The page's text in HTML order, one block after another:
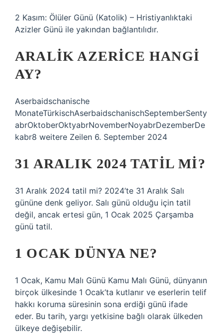
2 Kasım: Ölüler Günü (Katolik) – Hristiyanlıktaki
Azizler Günü ile yakından bağlantılıdır.
ARALIK AZERICE HANGI
AY?
Aserbaidschanische
MonateTürkischAserbaidschanischSeptemberSenty
abrOktoberOktyabrNovemberNoyabrDezemberDe
kabr8 weitere Zeilen 6. September 2024
31 ARALIK 2024 TATIL MI?
31 Aralık 2024 tatil mi? 2024’te 31 Aralık Salı
gününe denk geliyor. Salı günü olduğu için tatil
değil, ancak ertesi gün, 1 Ocak 2025 Çarşamba
günü tatil.
1 OCAK DÜNYA NE?
1 Ocak, Kamu Malı Günü Kamu Malı Günü, dünyanın
birçok ülkesinde 1 Ocak’ta kutlanır ve eserlerin telif
hakkı koruma süresinin sona erdiği günü ifade
eder. Bu tarih, yargı yetkisine bağlı olarak ülkeden
ülkeye değişebilir.